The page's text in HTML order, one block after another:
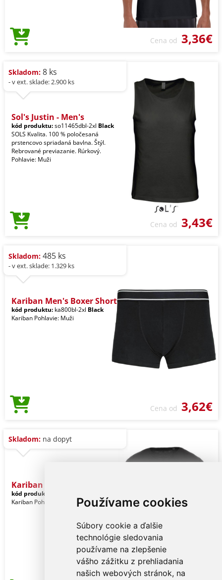
Používame cookies
Súbory cookie a ďalšie
technológie sledovania
používame na zlepšenie
vášho zážitku z prehliadania
našich webových stránok, na
Cena od 3,36€
Skladom: 8 ks
- v ext. sklade: 2.900 ks
Sol's Justin - Men's
kód produktu:so11465dbl-2xl Black
SOLS Kvalita. 100 % poločesaná
prstencovo spriadaná bavlna. Štýl.
Rebrované previazanie. Rúrkový.
Pohlavie: Muži
Cena od 3,43€
Skladom: 485 ks
- v ext. sklade: 1.329 ks
Kariban Men's Boxer Short
kód produktu: ka800bl-2xl Black
Kariban Pohlavie: Muži
Cena od 3,62€
Skladom: na dopyt
Kariban Men's Short-sleev
kód produktu:
Kariban Pohlavie: Muži